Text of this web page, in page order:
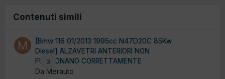
Contenuti simili
3
[Bmw 116 01/2013 1995cc N47D20C 85Kw
Diesel] ALZAVETRI ANTERIORI NON
FUNZIONANO CORRETTAMENTE
Da Merauto